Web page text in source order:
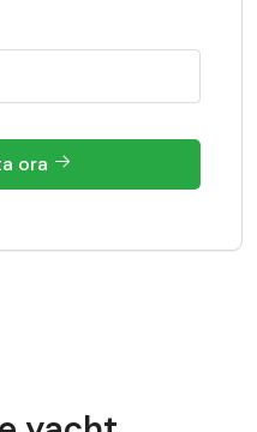
ora